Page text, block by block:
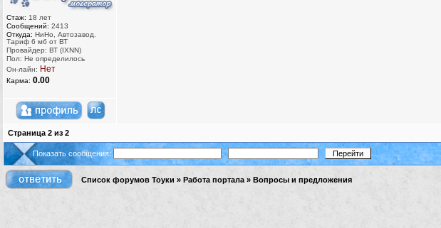
Стаж: 18 лет
Сообщений: 2413
Откуда: НиНо, Автозавод.
Тариф 6 мб от ВТ
Провайдер: ВТ (IXNN)
Пол: Не определилось
Он-лайн: Нет
Карма: 0.00
Страница 2 из 2
Показать сообщения:
Список форумов Тоуки » Работа портала » Вопросы и предложения